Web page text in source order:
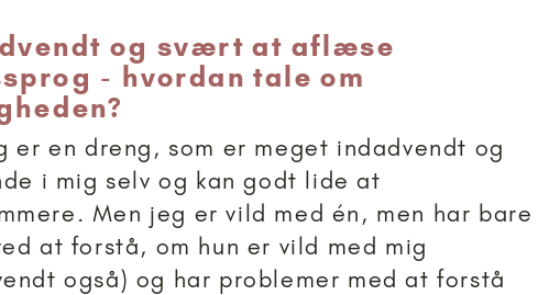
og svært at aflæse
- hvordan tale om
er en dreng, som er meget indadvendt og
i mig selv og kan godt lide at
Men jeg er vild med én, men har bare
at forstå, om hun er vild med mig
også) og har problemer med at forstå